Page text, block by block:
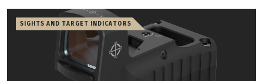
SIGHTS AND TARGET INDICATORS